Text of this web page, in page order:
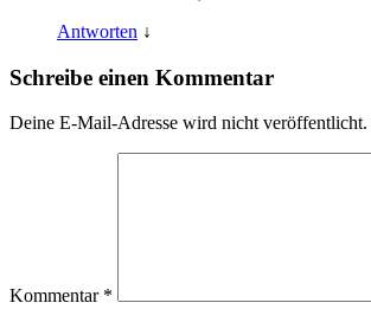
Antworten ↓
Schreibe einen Kommentar
Deine E-Mail-Adresse wird nicht veröffentlicht.
Kommentar *